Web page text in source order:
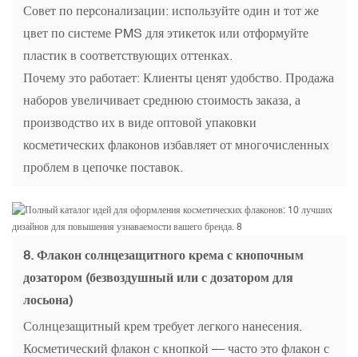
Совет по персонализации: используйте один и тот же
цвет по системе PMS для этикеток или отформуйте
пластик в соответствующих оттенках.
Почему это работает: Клиенты ценят удобство. Продажа
наборов увеличивает среднюю стоимость заказа, а
производство их в виде оптовой упаковки
косметических флаконов избавляет от многочисленных
проблем в цепочке поставок.
8. Флакон солнцезащитного крема с кнопочным
дозатором (безвоздушный или с дозатором для
лосьона)
Солнцезащитный крем требует легкого нанесения.
Косметический флакон с кнопкой — часто это флакон с